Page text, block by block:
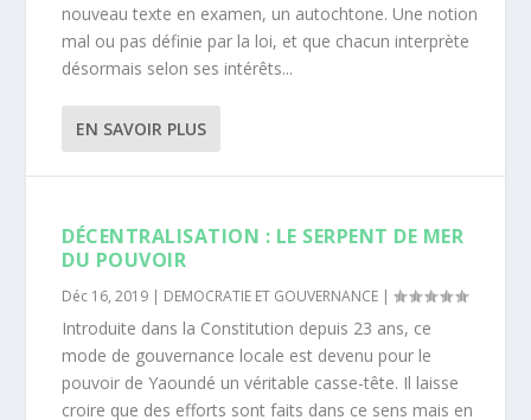
nouveau texte en examen, un autochtone. Une notion
mal ou pas définie par la loi, et que chacun interprète
désormais selon ses intérêts...
EN SAVOIR PLUS
DÉCENTRALISATION : LE SERPENT DE MER
DU POUVOIR
Déc 16, 2019 | DEMOCRATIE ET GOUVERNANCE |
Introduite dans la Constitution depuis 23 ans, ce
mode de gouvernance locale est devenu pour le
pouvoir de Yaoundé un véritable casse-tête. Il laisse
croire que des efforts sont faits dans ce sens mais en